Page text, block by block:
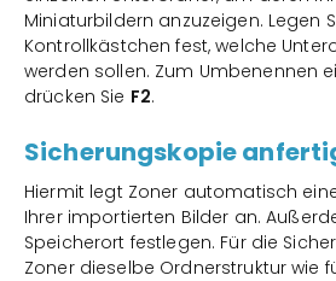
Miniaturbildern anzuzeigen. Legen
Kontrollkästchen fest, welche
werden sollen. Zum Umbenennen
drücken Sie F2.
Sicherungskopie
Hiermit legt Zoner automatisch
Ihrer importierten Bilder an.
Speicherort festlegen. Für die
Zoner dieselbe Ordnerstruktur wie